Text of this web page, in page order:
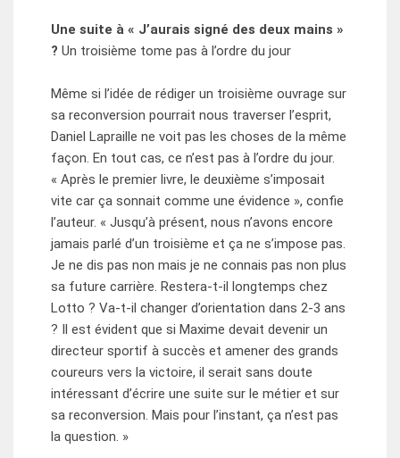
Une suite à « J’aurais signé des deux mains »
? Un troisième tome pas à l’ordre du jour
Même si l’idée de rédiger un troisième ouvrage sur
sa reconversion pourrait nous traverser l’esprit,
Daniel Lapraille ne voit pas les choses de la même
façon. En tout cas, ce n’est pas à l’ordre du jour.
« Après le premier livre, le deuxième s’imposait
vite car ça sonnait comme une évidence », confie
l’auteur. « Jusqu’à présent, nous n’avons encore
jamais parlé d’un troisième et ça ne s’impose pas.
Je ne dis pas non mais je ne connais pas non plus
sa future carrière. Restera-t-il longtemps chez
Lotto ? Va-t-il changer d’orientation dans 2-3 ans
? Il est évident que si Maxime devait devenir un
directeur sportif à succès et amener des grands
coureurs vers la victoire, il serait sans doute
intéressant d’écrire une suite sur le métier et sur
sa reconversion. Mais pour l’instant, ça n’est pas
la question. »